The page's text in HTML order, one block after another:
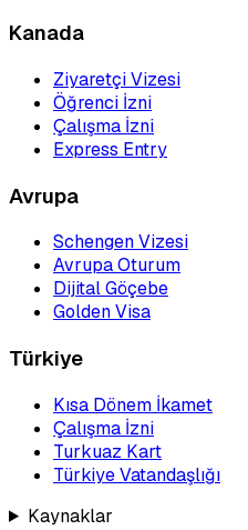
Kanada
Ziyaretçi Vizesi
Öğrenci İzni
Çalışma İzni
Express Entry
Avrupa
Schengen Vizesi
Avrupa Oturum
Dijital Göçebe
Golden Visa
Türkiye
Kısa Dönem İkamet
Çalışma İzni
Turkuaz Kart
Türkiye Vatandaşlığı
Kaynaklar